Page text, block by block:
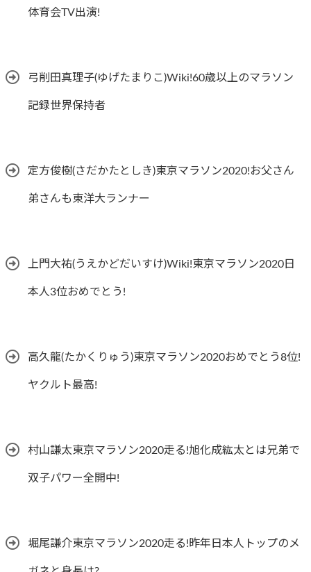
体育会TV出演!
弓削田真理子(ゆげたまりこ)Wiki!60歳以上のマラソン
記録世界保持者
定方俊樹(さだかたとしき)東京マラソン2020!お父さん
弟さんも東洋大ランナー
上門大祐(うえかどだいすけ)Wiki!東京マラソン2020日
本人3位おめでとう!
高久龍(たかくりゅう)東京マラソン2020おめでとう8位!
ヤクルト最高!
村山謙太東京マラソン2020走る!旭化成紘太とは兄弟で
双子パワー全開中!
堀尾謙介東京マラソン2020走る!昨年日本人トップのメ